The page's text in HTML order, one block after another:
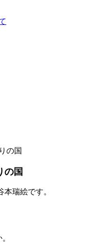
の国
の国
瑞絵です。